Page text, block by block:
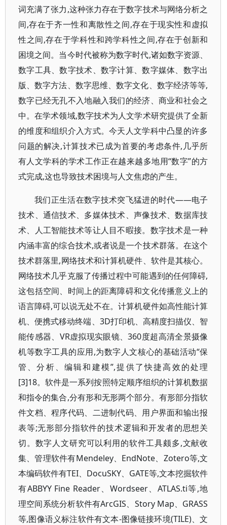
词充满了张力,这种张力存在于数字技术与网络分析之
间,存在于齐一性和离散性之间,存在于现实性和虚拟
性之间,存在于学科性和跨学科性之间,存在于创新和
困境之间。当今时代被称为数字时代,诸如数字资源、
数字工具、数字技术、数字计算、数字媒体、数字出
版、数字方法、数字思维、数字文化、数字经济等等,
数字已经无孔不入地融入我们的经济、商业和社会之
中。在学术领域,数字技术为人文学术研究提供了全新
的维度和组织介入方式。今天人文学科中凸显的许多
问题的解决,计算技术已成为首要的考虑条件,几乎所
有人文学科的学术工作正在越来越多地用“数字”的方
式完成,这也导致技术困境与人文焦虑的产生。
我们正生活在数字技术突飞猛进的时代——电子
技术、通信技术、多媒体技术、声像技术、数据库技
术、人工智能技术等让人目不暇接。数字技术是一种
内涵丰富的综合技术,或者说是一个技术群落。在这个
技术群落里,网络技术和计算机硬件、软件是其核心。
网络技术几乎克服了传播过程中可能遇到的任何障碍,
这包括空间、时间上的距离障碍和文化传播意义上的
语言障碍,可以说无处不在。计算机硬件如高性能计算
机、便携式移动终端、3D打印机、高精度扫描仪、智
能传感器、VR虚拟现实眼镜、360度超高清全景摄像
机等数字工具的应用,为数字人文核心的基础活动“保
管、分析、编辑和建模”,提供了快捷高效的处理
[3]18。软件是一系列按照特定顺序组织的计算机数据
和指令的集合,分有形和无形两个部分。有形部分指软
件文档、程序代码、二进制代码、用户界面和输出报
表等;无形部分指软件的技术逻辑和开发者的思想关
切。数字人文研究可以利用的软件工具颇多,文献收
集、管理软件有Mendeley、EndNote、Zotero等,文
本编码软件有TEI、DocuSKY、GATE等,文本挖掘软件
有ABBYY Fine Reader、Wordseer、ATLAS.ti等,地
理空间系统分析软件有ArcGIS、Story Map、GRASS
等,图像语义标注软件有文本-图像链接环境(TILE)、文